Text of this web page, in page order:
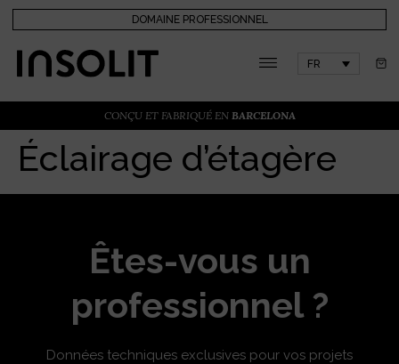
DOMAINE PROFESSIONNEL
FR
CONÇU ET FABRIQUÉ EN BARCELONA
Éclairage d’étagère
Êtes-vous un
professionnel ?
Données techniques exclusives pour vos projets